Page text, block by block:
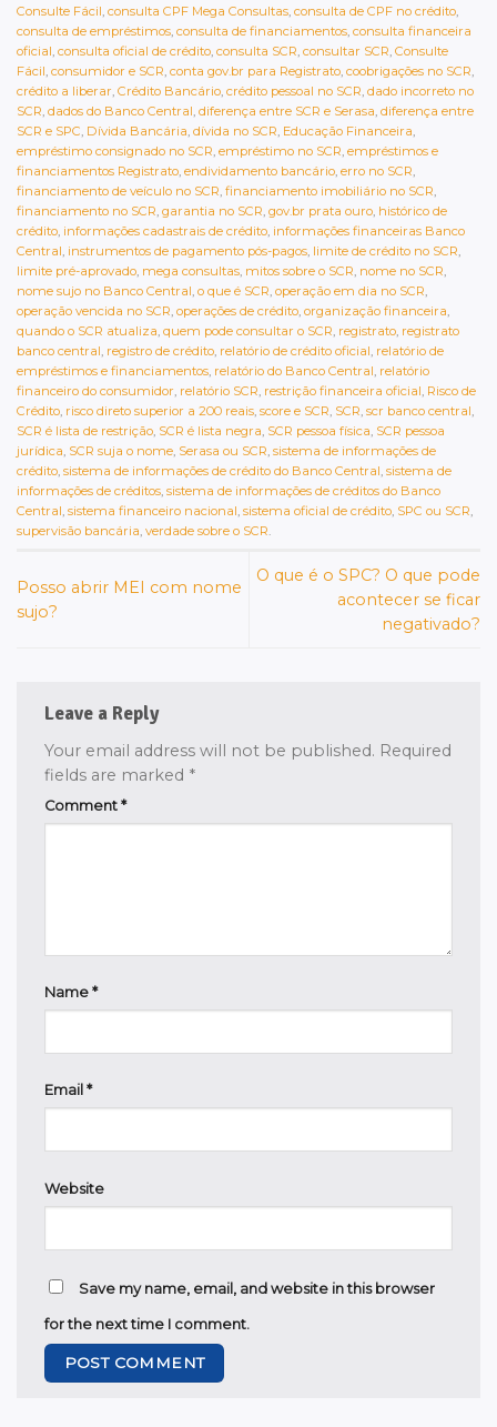
Consulte Fácil, consulta CPF Mega Consultas, consulta de CPF no crédito,
consulta de empréstimos, consulta de financiamentos, consulta financeira
oficial, consulta oficial de crédito, consulta SCR, consultar SCR, Consulte
Fácil, consumidor e SCR, conta gov.br para Registrato, coobrigações no SCR,
crédito a liberar, Crédito Bancário, crédito pessoal no SCR, dado incorreto no
SCR, dados do Banco Central, diferença entre SCR e Serasa, diferença entre
SCR e SPC, Dívida Bancária, dívida no SCR, Educação Financeira,
empréstimo consignado no SCR, empréstimo no SCR, empréstimos e
financiamentos Registrato, endividamento bancário, erro no SCR,
financiamento de veículo no SCR, financiamento imobiliário no SCR,
financiamento no SCR, garantia no SCR, gov.br prata ouro, histórico de
crédito, informações cadastrais de crédito, informações financeiras Banco
Central, instrumentos de pagamento pós-pagos, limite de crédito no SCR,
limite pré-aprovado, mega consultas, mitos sobre o SCR, nome no SCR,
nome sujo no Banco Central, o que é SCR, operação em dia no SCR,
operação vencida no SCR, operações de crédito, organização financeira,
quando o SCR atualiza, quem pode consultar o SCR, registrato, registrato
banco central, registro de crédito, relatório de crédito oficial, relatório de
empréstimos e financiamentos, relatório do Banco Central, relatório
financeiro do consumidor, relatório SCR, restrição financeira oficial, Risco de
Crédito, risco direto superior a 200 reais, score e SCR, SCR, scr banco central,
SCR é lista de restrição, SCR é lista negra, SCR pessoa física, SCR pessoa
jurídica, SCR suja o nome, Serasa ou SCR, sistema de informações de
crédito, sistema de informações de crédito do Banco Central, sistema de
informações de créditos, sistema de informações de créditos do Banco
Central, sistema financeiro nacional, sistema oficial de crédito, SPC ou SCR,
supervisão bancária, verdade sobre o SCR.
Posso abrir MEI com nome
sujo?
O que é o SPC? O que pode
acontecer se ficar
negativado?
Leave a Reply
Your email address will not be published. Required
fields are marked *
Comment *
Name *
Email *
Website
Save my name, email, and website in this browser
for the next time I comment.